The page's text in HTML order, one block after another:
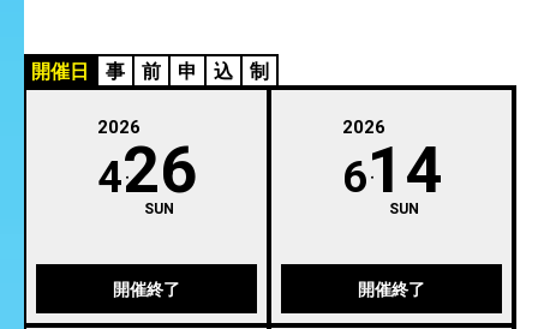
開催日 事 前 申 込 制
2026
426
SUN
開催終了
2026
614
SUN
開催終了